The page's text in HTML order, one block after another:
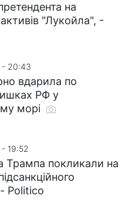
на
"Лукойла", -
- 20:43
вдарила по
РФ у
морі
19:52
Трампа покликали на
Politico